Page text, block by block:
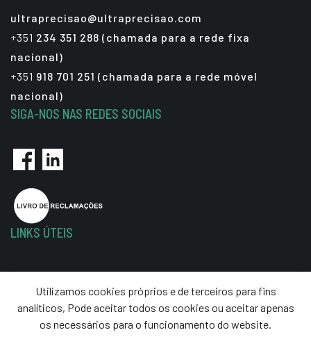
ultraprecisao@ultraprecisao.com
+351 234 351 288 (chamada para a rede fixa
nacional)
+351 918 701 251 (chamada para a rede móvel
nacional)
SIGA-NOS NAS REDES SOCIAIS
LINKS ÚTEIS
Termos e Condições
Resolução de Litígios
Utilizamos cookies próprios e de terceiros para fins
analíticos, Pode aceitar todos os cookies ou aceitar apenas
os necessários para o funcionamento do website.